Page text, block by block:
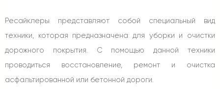
Ресайклеры представляют собой специальный вид
техники, которая предназначена для уборки и очистки
дорожного покрытия. С помощью данной техники
проводиться восстановление, ремонт и очистка
асфальтированной или бетонной дороги.